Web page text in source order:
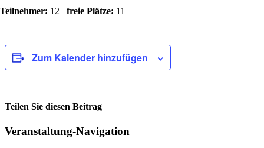
Teilnehmer: 12freie Plätze: 11
Zum Kalender hinzufügen
Teilen Sie diesen Beitrag
Facebook
Veranstaltung-Navigation